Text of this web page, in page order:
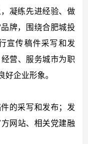
凝练先进经验、做
牌，围绕合肥城投
宣传稿件采写和发
营、服务城市为职
好企业形象。
的采写和发布；发
网站、相关党建融